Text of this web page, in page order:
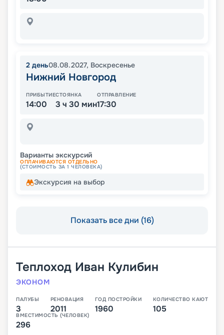
2 день08.08.2027, Воскресенье
Нижний Новгород
ПРИБЫТИЕ
14:00
СТОЯНКА
3 ч 30 мин
ОТПРАВЛЕНИЕ
17:30
Варианты экскурсий
ОПЛАЧИВАЮТСЯ ОТДЕЛЬНО
(СТОИМОСТЬ ЗА 1 ЧЕЛОВЕКА)
Экскурсия на выбор
Показать все дни (16)
Теплоход Иван Кулибин
ЭКОНОМ
ПАЛУБЫ
3
РЕНОВАЦИЯ
2011
ГОД ПОСТРОЙКИ
1960
КОЛИЧЕСТВО КАЮТ
105
ВМЕСТИМОСТЬ (ЧЕЛОВЕК)
296